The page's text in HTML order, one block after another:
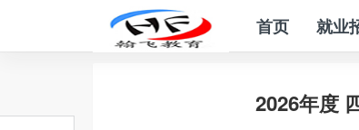
首页 就业
2026年度